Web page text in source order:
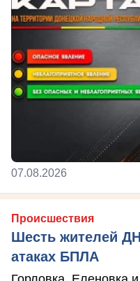
07.08.2026
Происшествия
Шесть жителей
атаках БПЛА